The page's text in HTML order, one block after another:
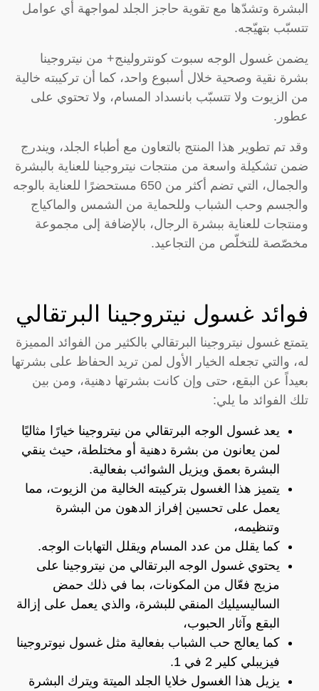
البشرة وتشدّها مع تقوية حاجز الجلد لمواجهة أي عوامل
تتسبّب بتهيّجه.
يضمن غسول الوجه سبوت كونترولينج+ من نيتروجينا
بشرة نقية وصحية خلال أسبوع واحد، كما أن تركيبته خالية
من الزيوت ولا تتسبّب بانسداد المسام، ولا تحتوي على
عطور.
وقد تم تطوير هذا المنتج بالتعاون مع أطباء الجلد، ويندرج
ضمن تشكيلة واسعة من منتجات نيتروجينا للعناية بالبشرة
والجمال، التي تضم أكثر من 650 مستحضرًا للعناية بالوجه
والجسم وحب الشباب وللحماية من الشمس والماكياج
ومنتجات للعناية ببشرة الرجال، بالإضافة إلى مجموعة
مخصّصة للتخلّص من التجاعيد.
فوائد غسول نيتروجينا البرتقالي
يتمتع غسول نيتروجينا البرتقالي بالكثير من الفوائد المميزة
له، والتي تجعله الخيار الأول لمن تريد الحفاظ على بشرتها
بعيداً عن البقع، حتى وإن كانت بشرتها دهنية، ومن بين
تلك الفوائد ما يلي:
يعد غسول الوجه البرتقالي من نيتروجينا خيارًا مثاليًا
لمن يعانون من بشرة دهنية أو مختلطة، حيث ينقي
البشرة بعمق ويزيل الشوائب بفعالية.
يتميز هذا الغسول بتركيبته الخالية من الزيوت، مما
يعمل على تحسين إفراز الدهون من البشرة
وتنظيمه،
كما يقلل من عدد المسام ويقلل التهابات الوجه.
يحتوي غسول الوجه البرتقالي من نيتروجينا على
مزيج فعّال من المكونات، بما في ذلك حمض
الساليسيليك المنقي للبشرة، والذي يعمل على إزالة
البقع وآثار الحبوب،
كما يعالج حب الشباب بفعالية مثل غسول نيوتروجينا
فيزيبلي كلير 2 في 1.
يزيل هذا الغسول خلايا الجلد الميتة ويترك البشرة